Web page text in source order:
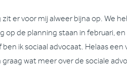
er voor mij alweer bijna op. We
de planning staan in februari,
ik sociaal advocaat. Helaas
wat meer over de sociale